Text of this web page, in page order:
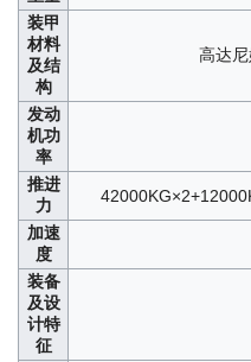
装甲
材料
及结
构
高达
发动
机功
率
推进
力
加速
度
装备
及设
计特
征